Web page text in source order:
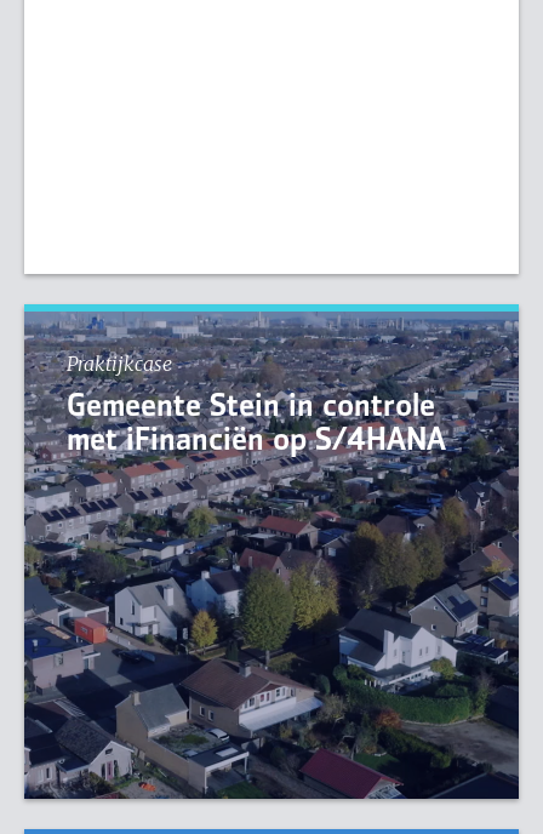
Praktijkcase
Gemeente Stein in controle
met iFinanciën op S/4HANA